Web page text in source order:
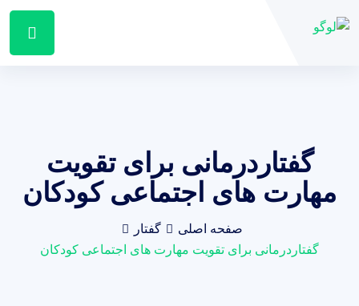
گفتاردرمانی برای تقویت
مهارت های اجتماعی کودکان
صفحه اصلی
گفتار
گفتاردرمانی برای تقویت مهارت های اجتماعی کودکان